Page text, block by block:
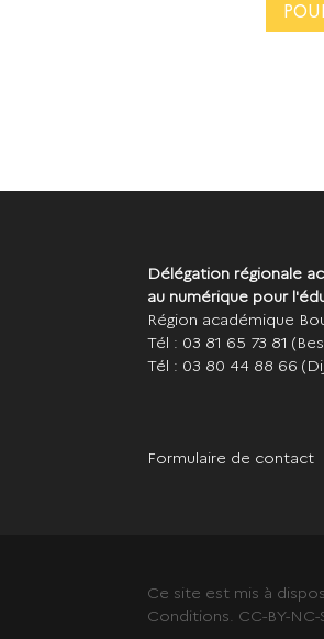
Délégation régionale
au numérique pour
Région académique
Tél : 03 81 65 73 81
Tél : 03 80 44 88 66
Formulaire de contact
Ce site est mis à
Conditions. CC-BY-